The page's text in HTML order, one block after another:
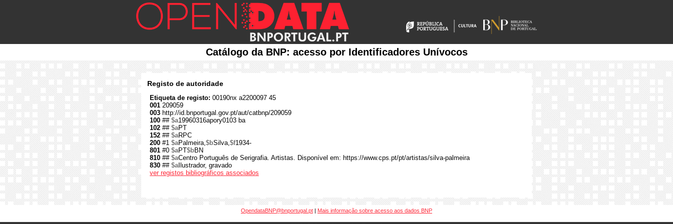
Catálogo da BNP: acesso por Identificadores Unívocos
Registo de autoridade
Etiqueta de registo: 00190nx a2200097 45
001 209059
003 http://id.bnportugal.gov.pt/aut/catbnp/209059
100 ## $a19960316apory0103 ba
102 ## $aPT
152 ## $aRPC
200 #1 $aPalmeira,$bSilva,$f1934-
801 #0 $aPT$bBN
810 ## $aCentro Português de Serigrafia. Artistas. Disponível em: https://www.cps.pt/pt/artistas/silva-palmeira
830 ## $aIlustrador, gravado
ver registos bibliográficos associados
OpendataBNP@bnportugal.pt | Mais informação sobre acesso aos dados BNP